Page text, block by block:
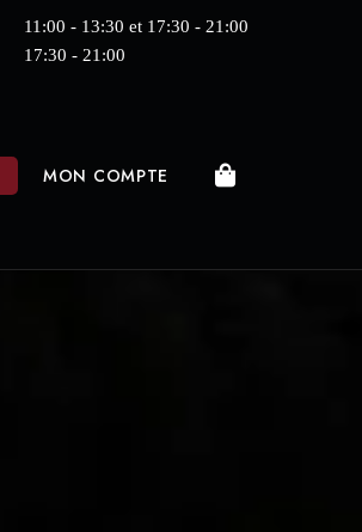
11:00 - 13:30 et 17:30 - 21:00
17:30 - 21:00
MON COMPTE